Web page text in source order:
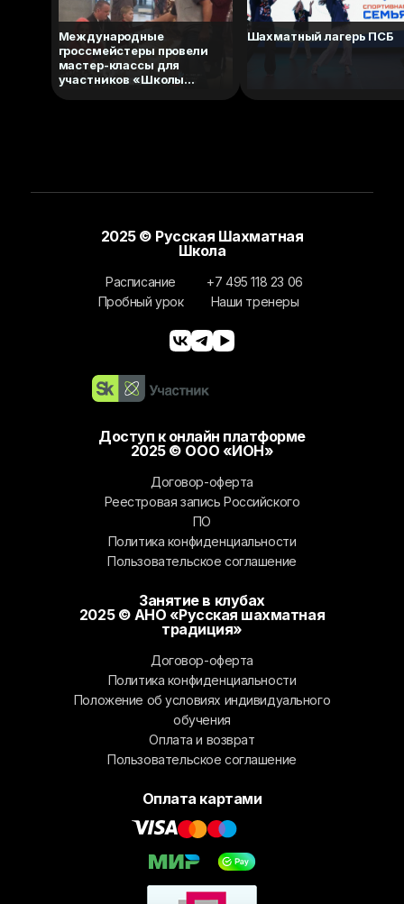
Международные
гроссмейстеры провели
мастер-классы для
участников «Школы
шахмат СИБУР»
Шахматный лагерь ПСБ
2025 © Русская Шахматная
Школа
+7 495 118 23 06
Наши тренеры
Расписание
Пробный урок
Доступ к онлайн платформе
2025 © ООО «ИОН»
Договор-оферта
Реестровая запись Российского
ПО
Политика конфиденциальности
Пользовательское соглашение
Занятие в клубах
2025 © АНО «Русская шахматная
традиция»
Договор-оферта
Политика конфиденциальности
Положение об условиях индивидуального
обучения
Оплата и возврат
Пользовательское соглашение
Оплата картами